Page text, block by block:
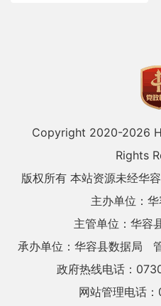
Copyright 2020-2026
Rights
版权所有 本站资源未经华
主办单位：
主管单位：华容
承办单位：华容县数据局
政府热线电话：
网站管理电话